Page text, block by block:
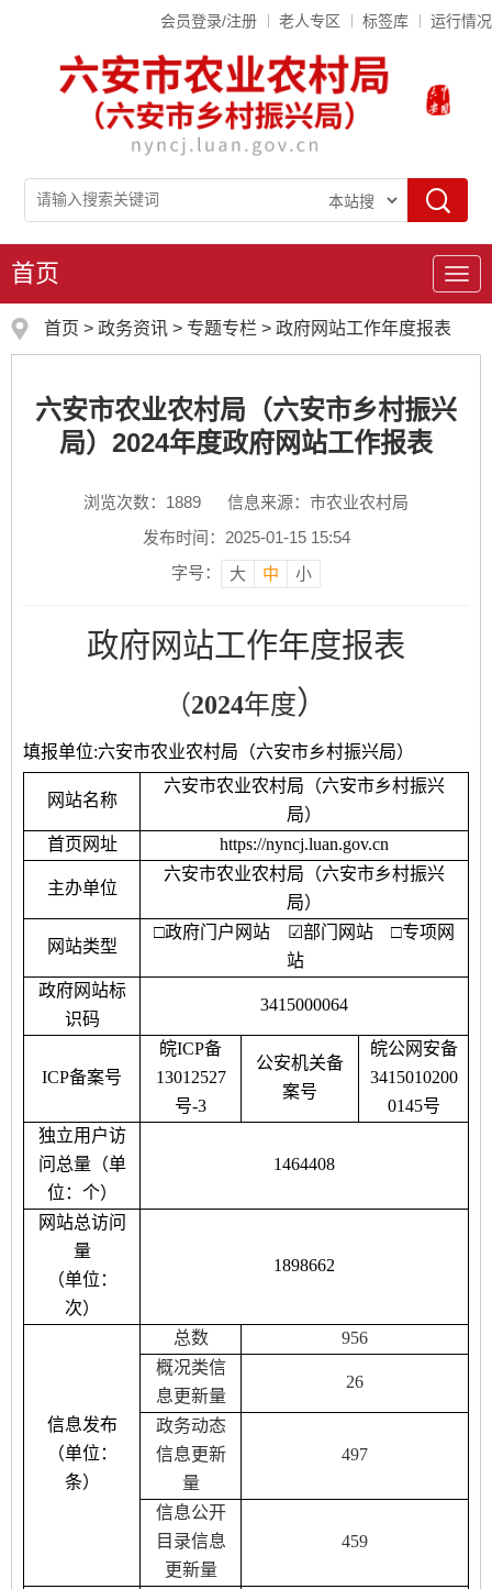
会员登录/注册 老人专区 标签库 运行情况
导
航
首页
首页 > 政务资讯 > 专题专栏 > 政府网站工作年度报表
六安市农业农村局（六安市乡村振兴
局）2024年度政府网站工作报表
浏览次数： 1889
信息来源：市农业农村局
发布时间：2025-01-15 15:54
字号：
大 中 小
政府网站工作年度报表
（2024年度）
填报单位:六安市农业农村局（六安市乡村振兴局）
网站名称
六安市农业农村局（六安市乡村振兴
局）
首页网址
https://nyncj.luan.gov.cn
主办单位
六安市农业农村局（六安市乡村振兴
局）
网站类型
□政府门户网站 ☑部门网站 □专项网
站
政府网站标
识码
3415000064
ICP备案号
皖ICP备
13012527
号-3
公安机关备
案号
皖公网安备
3415010200
0145号
独立用户访
问总量（单
位：个）
1464408
网站总访问
量
（单位：
次）
1898662
信息发布
（单位：
条）
总数
956
概况类信
息更新量
26
政务动态
信息更新
量
497
信息公开
目录信息
更新量
459